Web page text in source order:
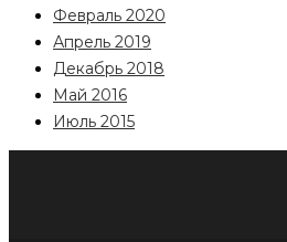
Февраль 2020
Апрель 2019
Декабрь 2018
Май 2016
Июль 2015